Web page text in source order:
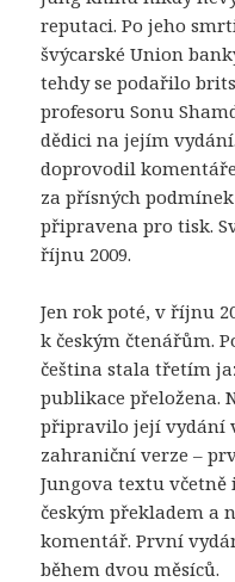
reputaci. Po jeho
švýcarské Union
tehdy se podařilo
profesoru Sonu
dědici na jejím
doprovodil
za přísných
připravena pro tisk.
říjnu 2009.
Jen rok poté, v říjnu
k českým čtenářům.
čeština stala třetím
publikace přeložena.
připravilo její vydání
zahraniční verze –
Jungova textu
českým překladem a
komentář. První
během dvou měsíců.